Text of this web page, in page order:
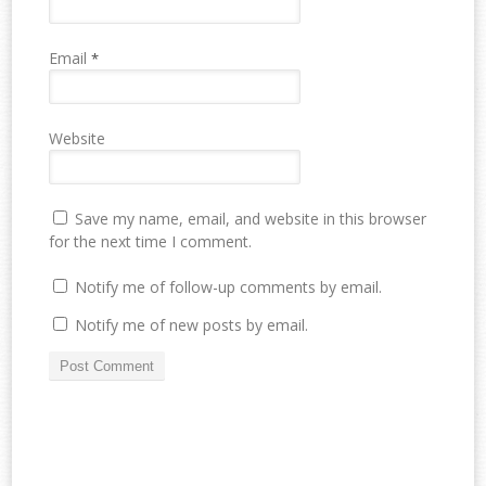
Email*
Website
Save my name, email, and website in this browser
for the next time I comment.
Notify me of follow-up comments by email.
Notify me of new posts by email.